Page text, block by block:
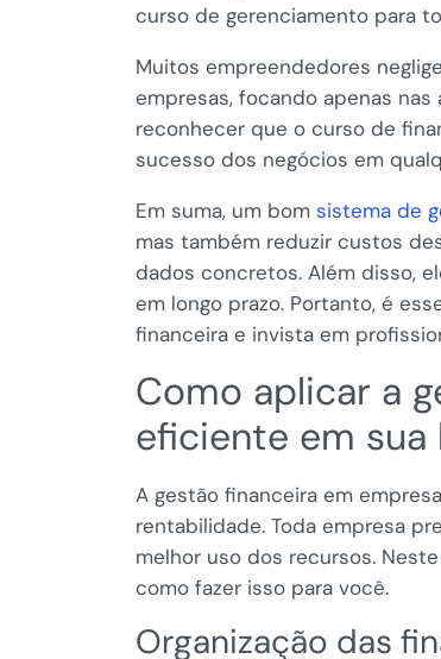
curso de gerenciamento para
Muitos empreendedores
empresas, focando apenas
reconhecer que o curso de
sucesso dos negócios em
Em suma, um bom sistema de
mas também reduzir custos
dados concretos. Além disso,
em longo prazo. Portanto, é
financeira e invista em
Como aplicar a
eficiente em sua
A gestão financeira em
rentabilidade. Toda empresa
melhor uso dos recursos.
como fazer isso para você.
Organização das